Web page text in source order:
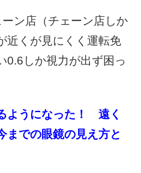
ン店（チェーン店しか
近くが見にくく運転免
0.6しか視力が出ず困っ
ようになった！ 遠く
までの眼鏡の見え方と